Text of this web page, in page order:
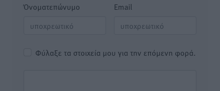
Όνοματεπώνυμο Email
Φύλαξε τα στοιχεία μου για την επόμενη φορά.